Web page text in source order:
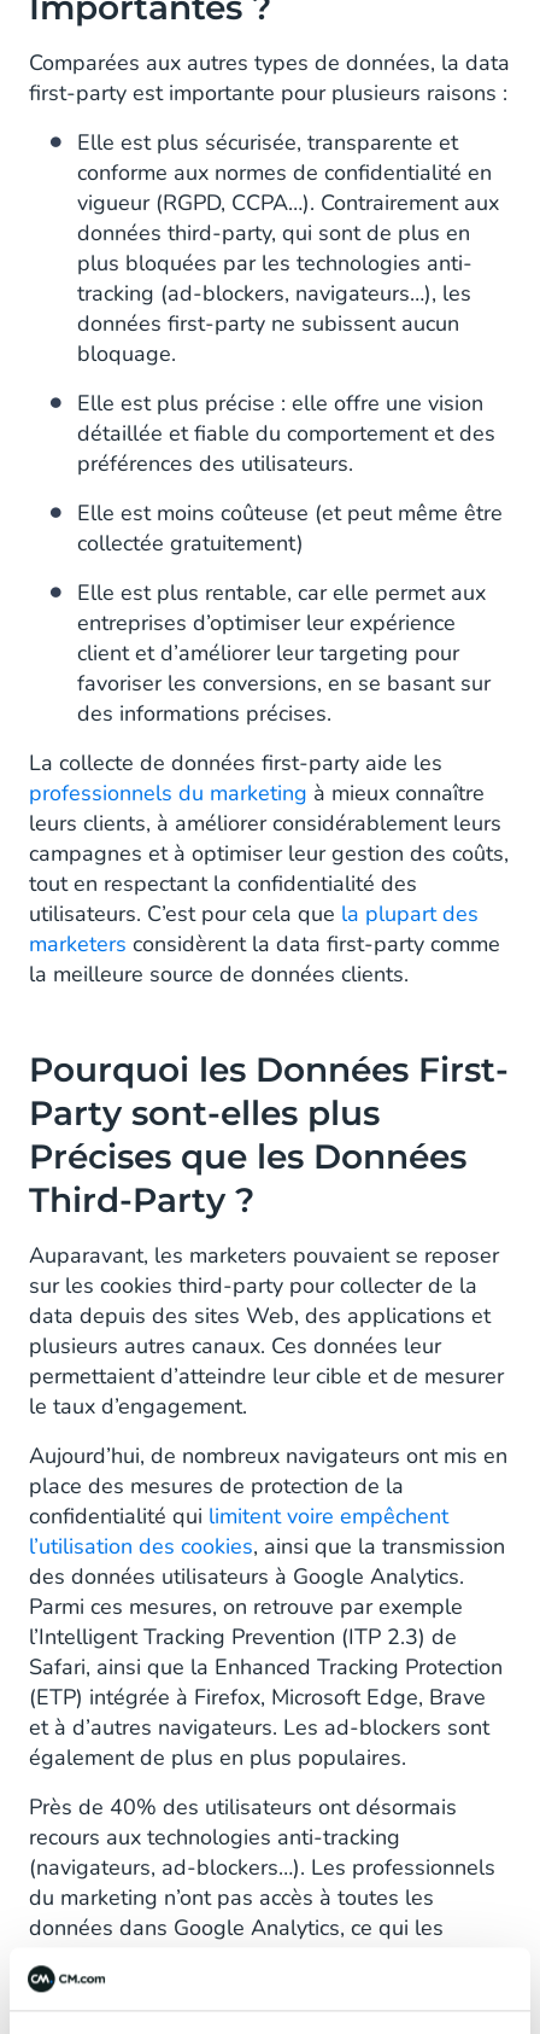
Comparées aux autres types de données, la data
first-party est importante pour plusieurs raisons :
Elle est plus sécurisée, transparente et
conforme aux normes de confidentialité en
vigueur (RGPD, CCPA…). Contrairement aux
données third-party, qui sont de plus en
plus bloquées par les technologies anti-
tracking (ad-blockers, navigateurs…), les
données first-party ne subissent aucun
bloquage.
Elle est plus précise : elle offre une vision
détaillée et fiable du comportement et des
préférences des utilisateurs.
Elle est moins coûteuse (et peut même être
collectée gratuitement)
Elle est plus rentable, car elle permet aux
entreprises d’optimiser leur expérience
client et d’améliorer leur targeting pour
favoriser les conversions, en se basant sur
des informations précises.
La collecte de données first-party aide les
professionnels du marketing à mieux connaître
leurs clients, à améliorer considérablement leurs
campagnes et à optimiser leur gestion des coûts,
tout en respectant la confidentialité des
utilisateurs. C’est pour cela que la plupart des
marketers considèrent la data first-party comme
la meilleure source de données clients.
Pourquoi les Données First-
Party sont-elles plus
Précises que les Données
Third-Party ?
Auparavant, les marketers pouvaient se reposer
sur les cookies third-party pour collecter de la
data depuis des sites Web, des applications et
plusieurs autres canaux. Ces données leur
permettaient d’atteindre leur cible et de mesurer
le taux d’engagement.
Aujourd’hui, de nombreux navigateurs ont mis en
place des mesures de protection de la
confidentialité qui limitent voire empêchent
l’utilisation des cookies, ainsi que la transmission
des données utilisateurs à Google Analytics.
Parmi ces mesures, on retrouve par exemple
l’Intelligent Tracking Prevention (ITP 2.3) de
Safari, ainsi que la Enhanced Tracking Protection
(ETP) intégrée à Firefox, Microsoft Edge, Brave
et à d’autres navigateurs. Les ad-blockers sont
également de plus en plus populaires.
Près de 40% des utilisateurs ont désormais
recours aux technologies anti-tracking
(navigateurs, ad-blockers…). Les professionnels
du marketing n’ont pas accès à toutes les
données dans Google Analytics, ce qui les
empêche d’avoir une vision d’ensemble du
comportement de leurs clients. Il devient donc
impossible pour eux d’analyser correctement les